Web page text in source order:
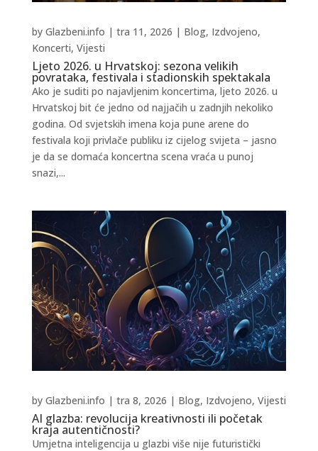
Ljeto 2026. u Hrvatskoj: sezona velikih
povrataka, festivala i stadionskih spektakala
by Glazbeni.info | tra 11, 2026 | Blog, Izdvojeno,
Koncerti, Vijesti
Ako je suditi po najavljenim koncertima, ljeto 2026. u
Hrvatskoj bit će jedno od najjačih u zadnjih nekoliko
godina. Od svjetskih imena koja pune arene do
festivala koji privlače publiku iz cijelog svijeta – jasno
je da se domaća koncertna scena vraća u punoj
snazi,...
AI glazba: revolucija kreativnosti ili početak
kraja autentičnosti?
by Glazbeni.info | tra 8, 2026 | Blog, Izdvojeno, Vijesti
Umjetna inteligencija u glazbi više nije futuristički